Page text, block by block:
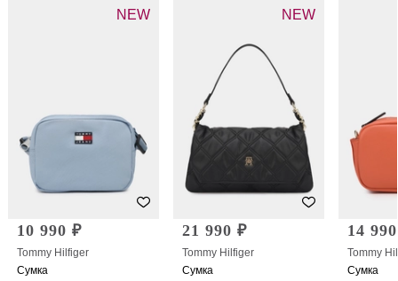
NEW
10 990 ₽
Tommy Hilfiger
Сумка
NEW
21 990 ₽
Tommy Hilfiger
Сумка
14
Tommy
Сумка